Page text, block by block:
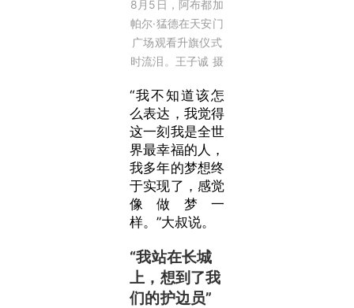
8月5日，阿布都加
帕尔·猛德在天安门
广场观看升旗仪式
时流泪。王子诚 摄
“我不知道该怎
么表达，我觉得
这一刻我是全世
界最幸福的人，
我多年的梦想终
于实现了，感觉
像做梦一
样。”大叔说。
“我站在长城
上，想到了我
们的护边员”